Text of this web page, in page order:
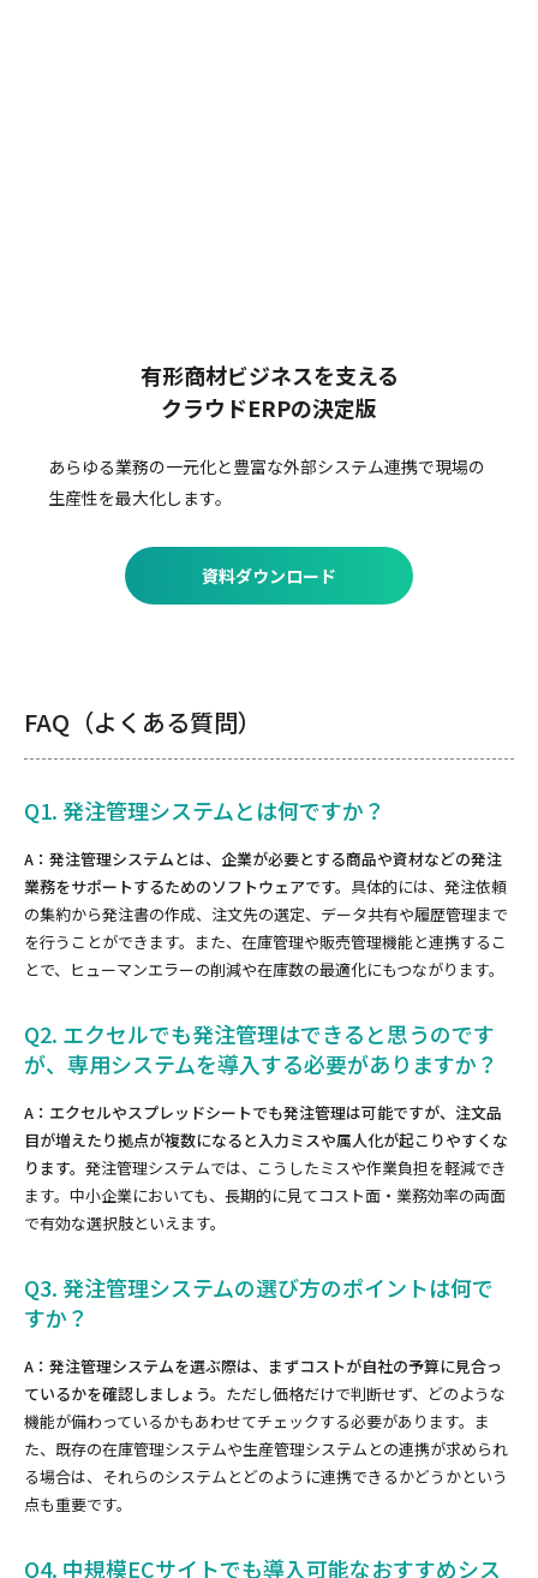
有形商材ビジネスを支える
クラウドERPの決定版
あらゆる業務の一元化と豊富な外部システム連携で現場の
生産性を最大化します。
資料ダウンロード
FAQ（よくある質問）
Q1. 発注管理システムとは何ですか？
A：発注管理システムとは、企業が必要とする商品や資材などの発注
業務をサポートするためのソフトウェアです。 具体的には、発注依頼
の集約から発注書の作成、注文先の選定、データ共有や履歴管理まで
を行うことができます。また、在庫管理や販売管理機能と連携するこ
とで、ヒューマンエラーの削減や在庫数の最適化にもつながります。
Q2. エクセルでも発注管理はできると思うのです
が、専用システムを導入する必要がありますか？
A：エクセルやスプレッドシートでも発注管理は可能ですが、注文品
目が増えたり拠点が複数になると入力ミスや属人化が起こりやすくな
ります。 発注管理システムでは、こうしたミスや作業負担を軽減でき
ます。中小企業においても、長期的に見てコスト面・業務効率の両面
で有効な選択肢といえます。
Q3. 発注管理システムの選び方のポイントは何で
すか？
A：発注管理システムを選ぶ際は、まずコストが自社の予算に見合っ
ているかを確認しましょう。 ただし価格だけで判断せず、どのような
機能が備わっているかもあわせてチェックする必要があります。ま
た、既存の在庫管理システムや生産管理システムとの連携が求められ
る場合は、それらのシステムとどのように連携できるかどうかという
点も重要です。
Q4. 中規模ECサイトでも導入可能なおすすめシス